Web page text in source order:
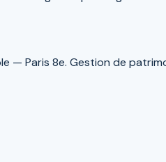
— Paris 8e. Gestion de